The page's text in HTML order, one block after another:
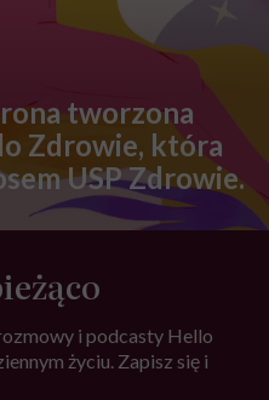
tworzona
Zdrowie, która
USP Zdrowie.
i podcasty Hello
życiu. Zapisz się i